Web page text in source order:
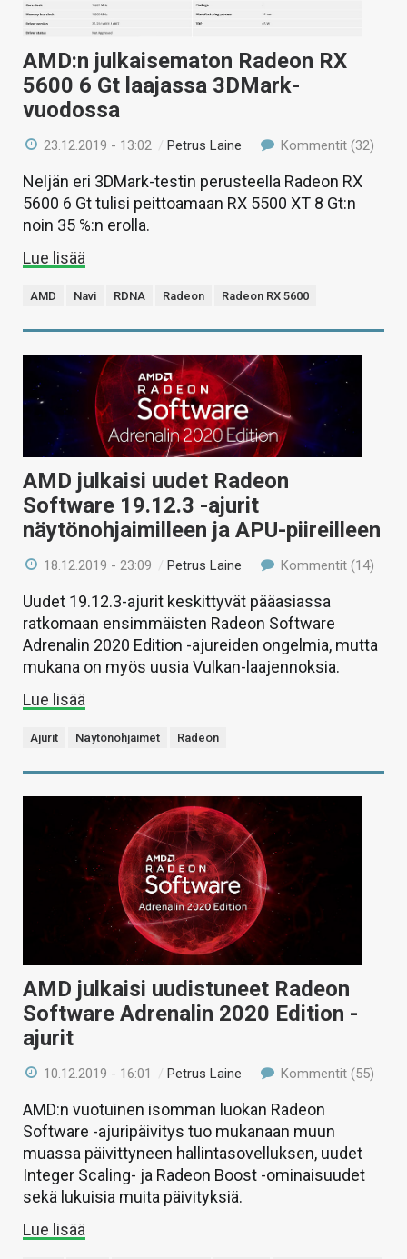
AMD:n julkaisematon Radeon RX
5600 6 Gt laajassa 3DMark-
vuodossa
23.12.2019 - 13:02 / Petrus Laine Kommentit (32)
Neljän eri 3DMark-testin perusteella Radeon RX
5600 6 Gt tulisi peittoamaan RX 5500 XT 8 Gt:n
noin 35 %:n erolla.
Lue lisää
AMD Navi RDNA Radeon Radeon RX 5600
AMD julkaisi uudet Radeon
Software 19.12.3 -ajurit
näytönohjaimilleen ja APU-piireilleen
18.12.2019 - 23:09 /Petrus Laine Kommentit (14)
Uudet 19.12.3-ajurit keskittyvät pääasiassa
ratkomaan ensimmäisten Radeon Software
Adrenalin 2020 Edition -ajureiden ongelmia, mutta
mukana on myös uusia Vulkan-laajennoksia.
Lue lisää
Ajurit Näytönohjaimet Radeon
AMD julkaisi uudistuneet Radeon
Software Adrenalin 2020 Edition -
ajurit
10.12.2019 - 16:01 /Petrus Laine Kommentit (55)
AMD:n vuotuinen isomman luokan Radeon
Software -ajuripäivitys tuo mukanaan muun
muassa päivittyneen hallintasovelluksen, uudet
Integer Scaling- ja Radeon Boost -ominaisuudet
sekä lukuisia muita päivityksiä.
Lue lisää